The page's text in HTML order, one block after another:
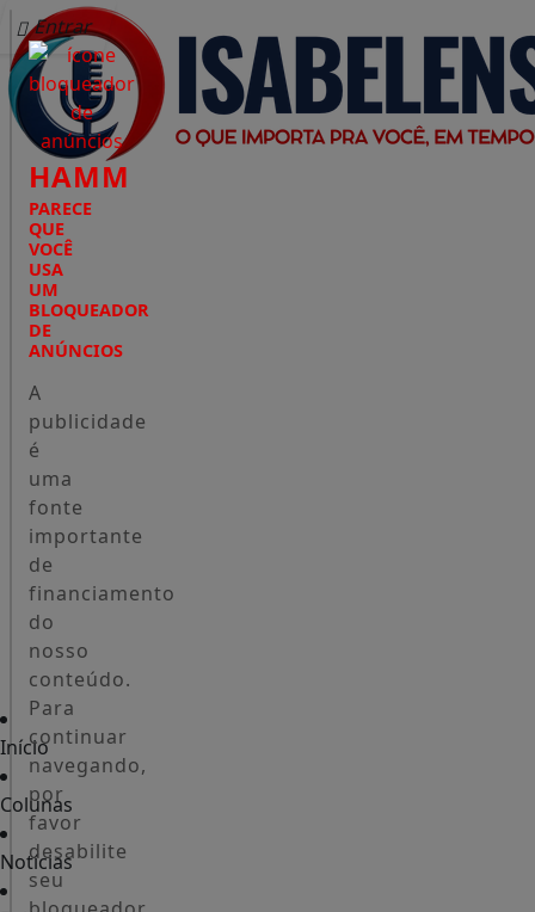
Entrar
Início
Colunas
Notícias
HAMM
PARECE
QUE
VOCÊ
USA
UM
BLOQUEADOR
DE
ANÚNCIOS
A
publicidade
é
uma
fonte
importante
de
financiamento
do
nosso
conteúdo.
Para
continuar
navegando,
por
favor
desabilite
seu